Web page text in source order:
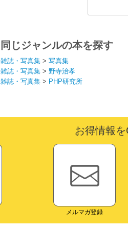
同じジャンルの本を探す
雑誌・写真集 > 写真集
雑誌・写真集 > 野寺治孝
雑誌・写真集 > PHP研究所
お得情報
メルマガ登録